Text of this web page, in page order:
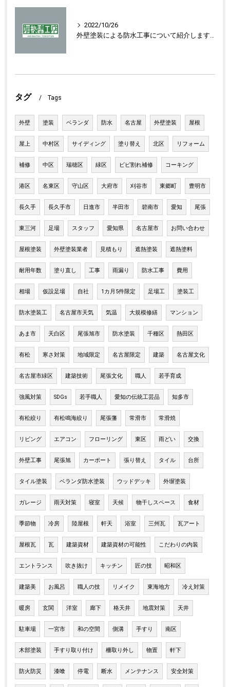
2022/10/26
外壁塗装による防水工事について紹介します！
タグ Tags
外壁 塗装 ベランダ 防水 名古屋 外壁塗装 屋根
屋上 中村区 サイディング 塗り替え 北区 リフォーム
補修 中区 瑞穂区 緑区 ビビ割れ補修 コーキング
港区 名東区 守山区 大府市 刈谷市 東郷町 豊明市
長久手 長久手市 日進市 半田市 碧南市 愛知 尾張
東三河 足場 スタッフ 愛知県 名古屋市 お問い合わせ
屋根塗装 外壁塗装業者 見積もり 遮熱塗装 遮熱塗料
耐用年数 塗り直し 工事 雨漏り 防水工事 費用
相場 仮設足場 自社 1カ月5件限定 足場工 塗装工
防水塗装工 名古屋市天気 気温 大規模修繕 マンション
あま市 天白区 尾張旭市 防水塗装 千種区 熱田区
有松 寒さ対策 地域限定 名古屋限定 建築 名古屋文化
名古屋市緑区 建築技術 尾張文化 職人 若手育成
強風対策 SDGs 若手職人 愛知の伝統工芸品 知多市
有松絞り 有松鳴海絞り 尾張藩 常滑市 常滑焼
リビング エアコン フローリング 東区 雨どい 交換
外壁工事 尾張旭 カーポート 張り替え タイル 台所
タイル塗装 ベランダ防水塗装 ウッドデッキ 外塀塗装
ガレージ 雨天対策 寝室 天候 物干しスペース 食材
季節物 冷房 陸屋根 軒天 浴室 三州瓦 瓦アート
屋根瓦 瓦 建築資材 建築資材の可能性 こだわりの内装
エントランス 吹き抜け キッチン 匠の技 昭和区
建築美 お風呂 職人の技 リメイク 東海地方 冷え対策
暖房 玄関 洋室 廊下 格天井 地震対策 天井
駐車場 一宮市 和の空間 側溝 手すり 南区
木部塗装 手すり取り付け 柵取り外し 物置 軒下
防火防災 漆喰 停電 断水 メンテナンス 安全対策